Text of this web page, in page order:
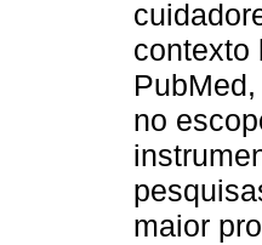
contexto
no
maior